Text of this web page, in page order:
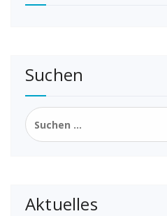
Suchen
Suchen
nach:
Aktuelles